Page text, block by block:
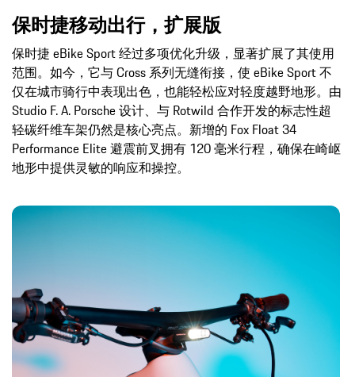
保时捷移动出行，扩展版
保时捷 eBike Sport 经过多项优化升级，显著扩展了其使用
范围。如今，它与 Cross 系列无缝衔接，使 eBike Sport 不
仅在城市骑行中表现出色，也能轻松应对轻度越野地形。由
Studio F. A. Porsche 设计、与 Rotwild 合作开发的标志性超
轻碳纤维车架仍然是核心亮点。新增的 Fox Float 34
Performance Elite 避震前叉拥有 120 毫米行程，确保在崎岖
地形中提供灵敏的响应和操控。